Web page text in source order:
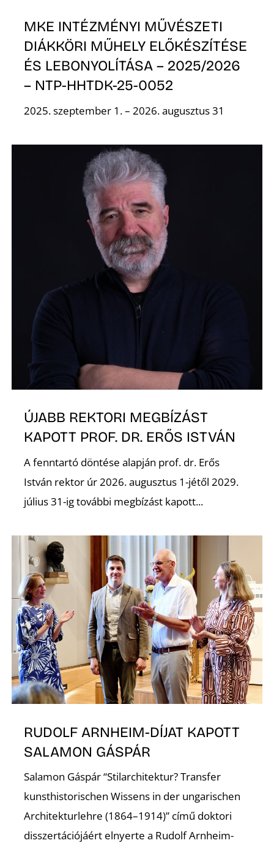
MKE INTÉZMÉNYI MŰVÉSZETI
DIÁKKÖRI MŰHELY ELŐKÉSZÍTÉSE
ÉS LEBONYOLÍTÁSA – 2025/2026
– NTP-HHTDK-25-0052
2025. szeptember 1. – 2026. augusztus 31
ÚJABB REKTORI MEGBÍZÁST
KAPOTT PROF. DR. ERŐS ISTVÁN
A fenntartó döntése alapján prof. dr. Erős
István rektor úr 2026. augusztus 1-jétől 2029.
július 31-ig további megbízást kapott...
RUDOLF ARNHEIM-DÍJAT KAPOTT
SALAMON GÁSPÁR
Salamon Gáspár “Stilarchitektur? Transfer
kunsthistorischen Wissens in der ungarischen
Architekturlehre (1864–1914)” című doktori
disszertációjáért elnyerte a Rudolf Arnheim-